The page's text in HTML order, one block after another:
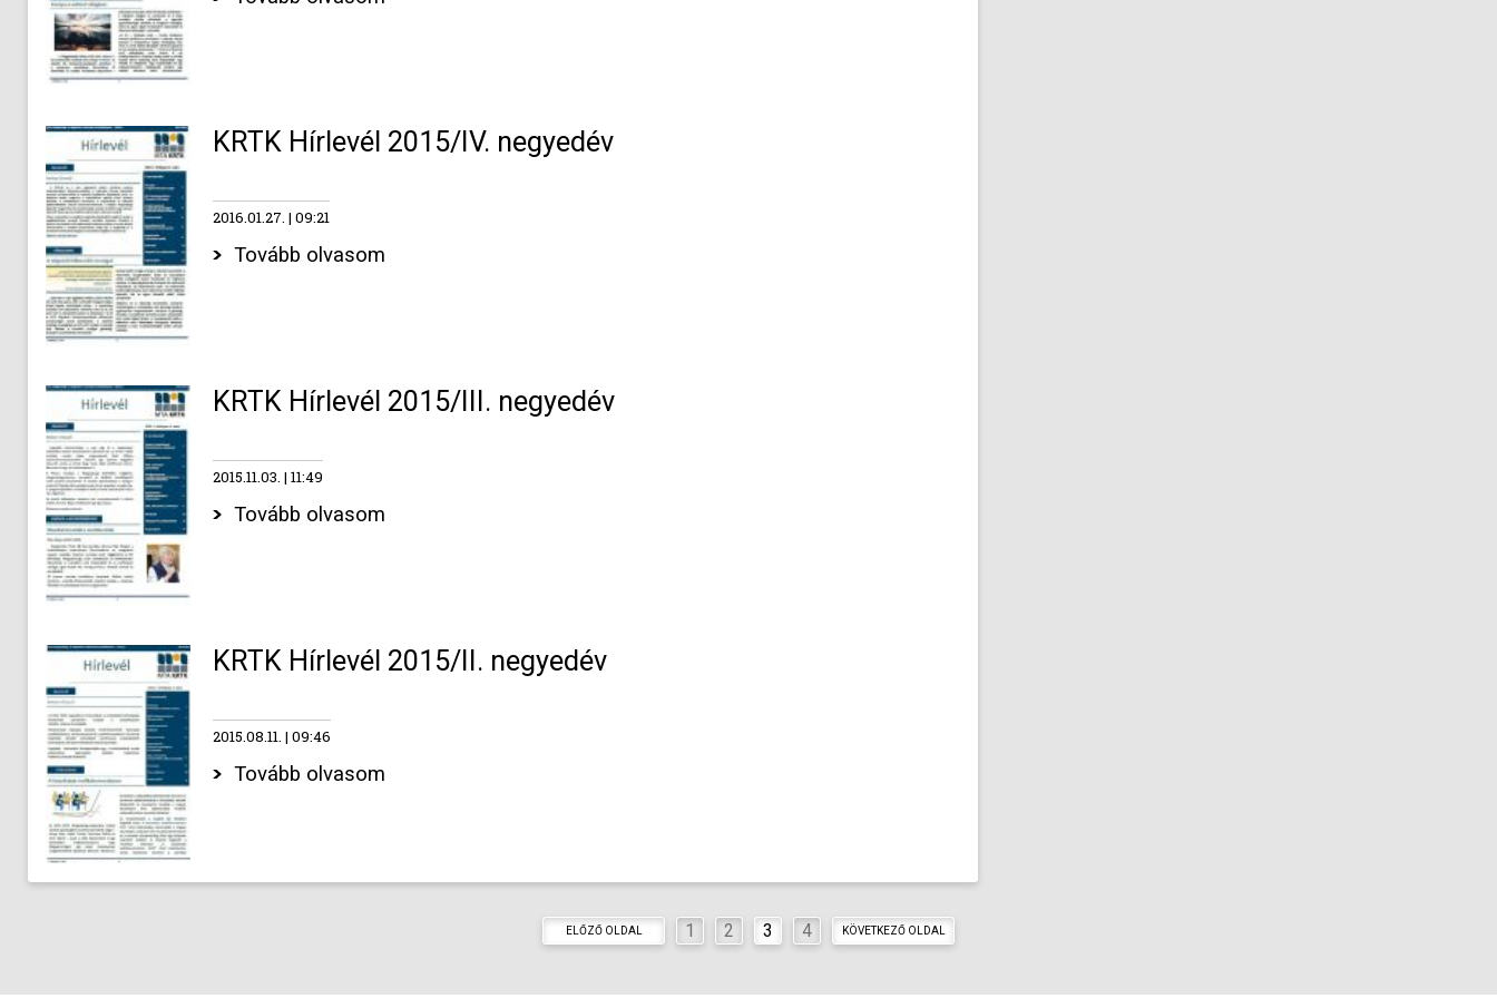
KRTK Hírlevél 2015/IV. negyedév
2016.01.27. 09:21
Tovább olvasom
KRTK Hírlevél 2015/III. negyedév
2015.11.03. 11:49
Tovább olvasom
KRTK Hírlevél 2015/II. negyedév
2015.08.11. 09:46
Tovább olvasom
ELŐZŐ OLDAL 1 2 3 4 KÖVETKEZŐ OLDAL